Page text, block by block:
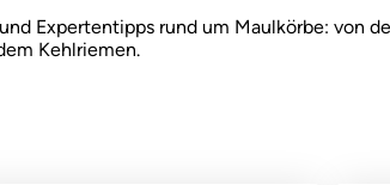
Expertentipps rund um Maulkörbe: von
Kehlriemen.